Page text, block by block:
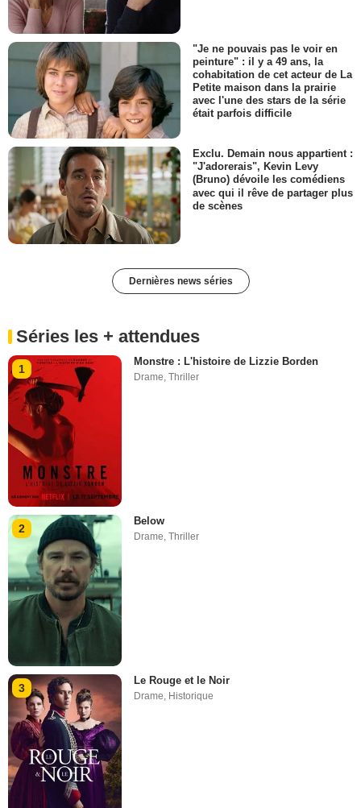
"Je ne pouvais pas le voir en
peinture" : il y a 49 ans, la
cohabitation de cet acteur de La
Petite maison dans la prairie
avec l'une des stars de la série
était parfois difficile
Exclu. Demain nous appartient :
"J'adorerais", Kevin Levy
(Bruno) dévoile les comédiens
avec qui il rêve de partager plus
de scènes
Dernières news séries
Séries les + attendues
1
Monstre : L'histoire de Lizzie Borden
Drame ,Thriller
2
Below
Drame,Thriller
3
Le Rouge et le Noir
Drame, Historique